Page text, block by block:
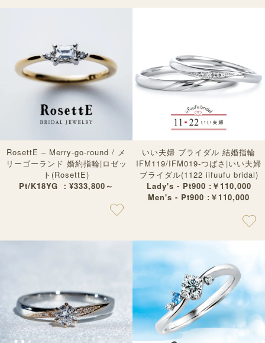
RosettE – Merry-go-round / メ
リーゴーランド 婚約指輪|ロゼッ
ト(RosettE)
Pt/K18YG ：¥333,800～
いい夫婦 ブライダル 結婚指輪
IFM119/IFM019-つばさ|いい夫婦
ブライダル(1122 iifuufu bridal)
Lady's - Pt900 :￥110,000
Men's - Pt900 :￥110,000